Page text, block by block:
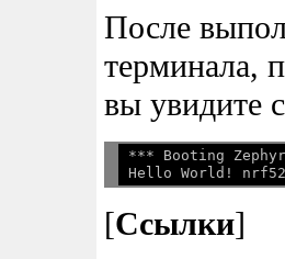
После
терминала,
вы увидите
*** Booting
[Ссылки]